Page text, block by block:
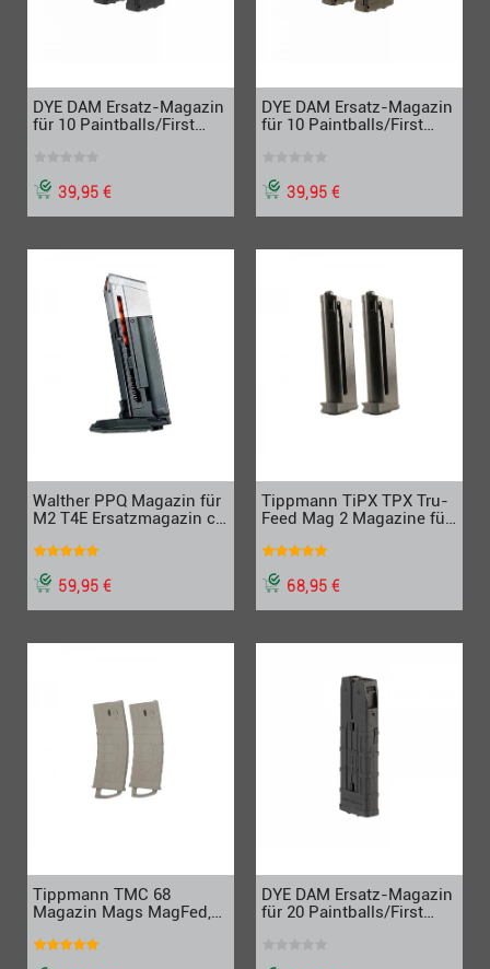
DYE DAM Ersatz-Magazin
für 10 Paintballs/First
39,95 €
DYE DAM Ersatz-Magazin
für 10 Paintballs/First
39,95 €
Walther PPQ Magazin für
M2 T4E Ersatzmagazin cal
59,95 €
Tippmann TiPX TPX Tru-
Feed Mag 2 Magazine für
68,95 €
Tippmann TMC 68
Magazin Mags MagFed,
DYE DAM Ersatz-Magazin
für 20 Paintballs/First